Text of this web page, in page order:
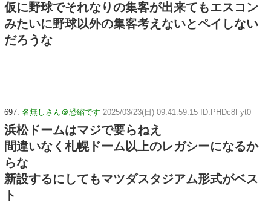
仮に野球でそれなりの集客が出来てもエスコン
みたいに野球以外の集客考えないとペイしない
だろうな
697: 名無しさん＠恐縮です 2025/03/23(日) 09:41:59.15 ID:PHDc8Fyt0
浜松ドームはマジで要らねえ
間違いなく札幌ドーム以上のレガシーになるか
らな
新設するにしてもマツダスタジアム形式がベス
ト